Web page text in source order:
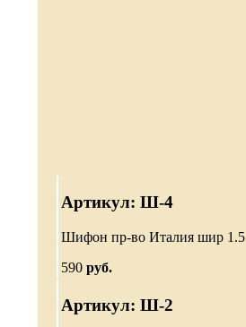
Артикул: Ш-4
Шифон пр-во Италия шир 1.5
590 руб.
Артикул: Ш-2